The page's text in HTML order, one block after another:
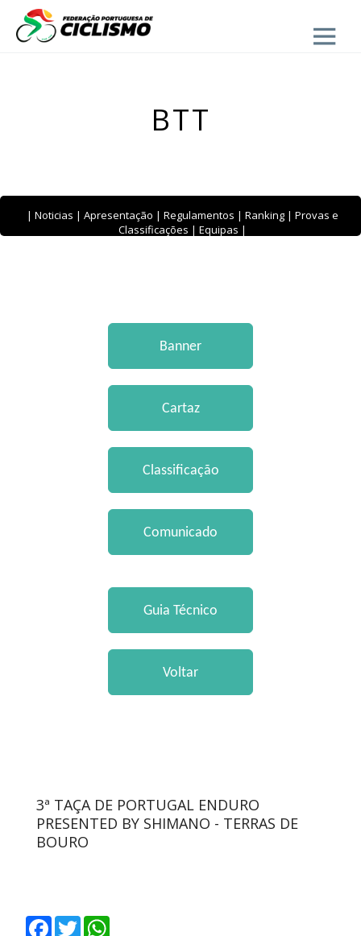
Close
BTT
| Noticias | Apresentação | Regulamentos | Ranking | Provas e
Classificações | Equipas |
3ª TAÇA DE PORTUGAL ENDURO
PRESENTED BY SHIMANO - TERRAS DE
BOURO
Facebook
Twitter